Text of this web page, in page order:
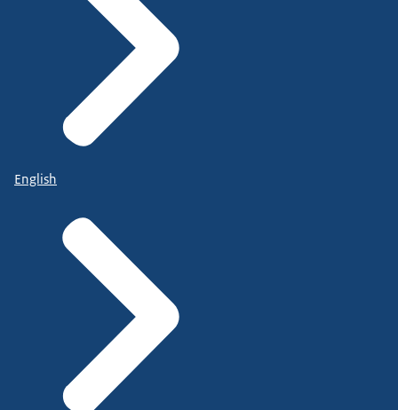
English